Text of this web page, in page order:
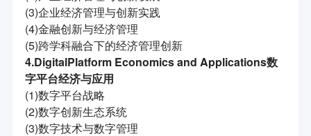
(3)企业经济管理与创新实践
(4)金融创新与经济管理
(5)跨学科融合下的经济管理创新
4.DigitalPlatform Economics and Applications数
字平台经济与应用
(1)数字平台战略
(2)数字创新生态系统
(3)数字技术与数字管理